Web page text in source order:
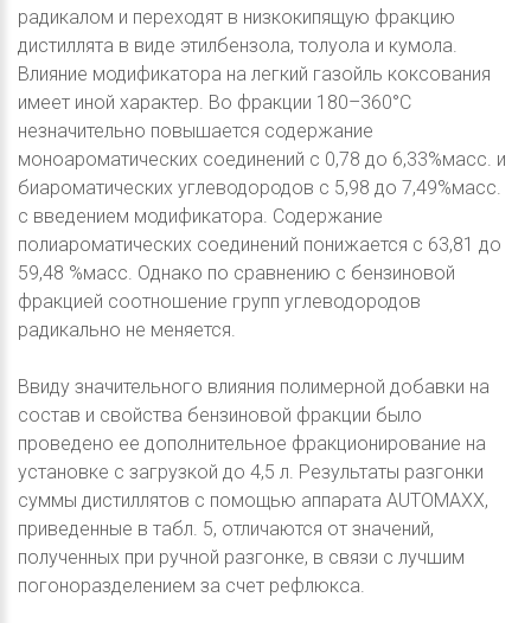
радикалом и переходят в низкокипящую фракцию
дистиллята в виде этилбензола, толуола и кумола.
Влияние модификатора на легкий газойль коксования
имеет иной характер. Во фракции 180–360°С
незначительно повышается содержание
моноароматических соединений с 0,78 до 6,33%масс. и
биароматических углеводородов с 5,98 до 7,49%масс.
с введением модификатора. Содержание
полиароматических соединений понижается с 63,81 до
59,48 %масс. Однако по сравнению с бензиновой
фракцией соотношение групп углеводородов
радикально не меняется.
Ввиду значительного влияния полимерной добавки на
состав и свойства бензиновой фракции было
проведено ее дополнительное фракционирование на
установке с загрузкой до 4,5 л. Результаты разгонки
суммы дистиллятов с помощью аппарата AUTOMAXX,
приведенные в табл. 5, отличаются от значений,
полученных при ручной разгонке, в связи с лучшим
погоноразделением за счет рефлюкса.